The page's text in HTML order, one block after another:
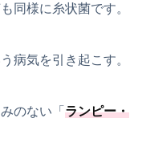
同様に糸状菌です。
病気を引き起こす。
のない「 ランピー・